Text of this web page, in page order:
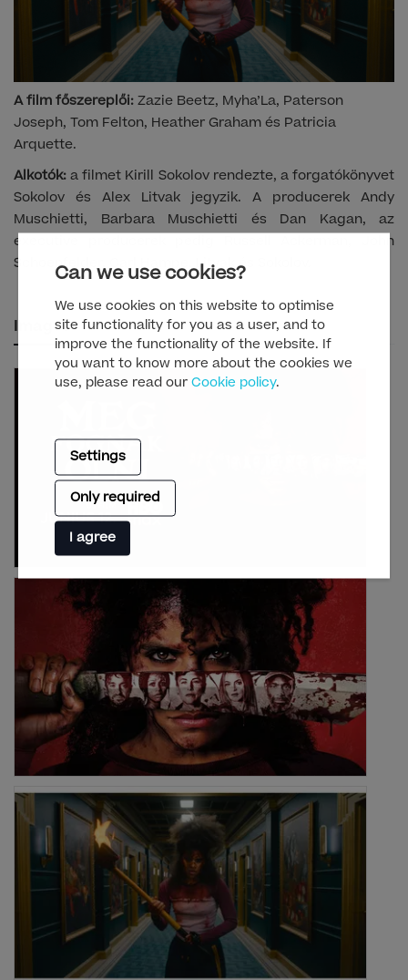
Can we use cookies?
We use cookies on this website to optimise
site functionality for you as a user, and to
improve the functionality of the website. If
you want to know more about the cookies we
use, please read our Cookie policy.
Settings
Only required
I agree
A film főszereplői: Zazie Beetz, Myha’La, Paterson
Joseph, Tom Felton, Heather Graham és Patricia
Arquette.
Alkotók:a filmet Kirill Sokolov rendezte, a forgatókönyvet
Sokolov és Alex Litvak jegyzik. A producerek Andy
Muschietti, Barbara Muschietti és Dan Kagan, az
executive producerek pedig Russell Ackerman, John
Schoenfelder, Carl Hampe, Litvak és Sokolov.
Images